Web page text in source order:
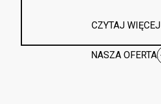
CZYTAJ WIĘCEJ
NASZA OFERTA